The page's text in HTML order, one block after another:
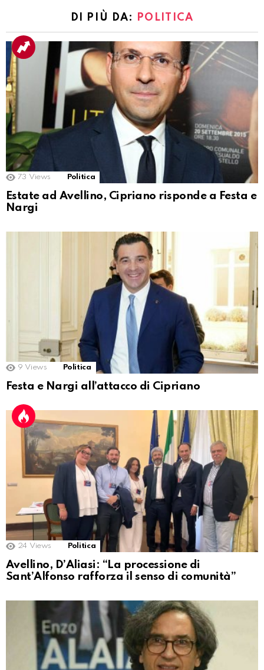
DI PIÙ DA: POLITICA
73 Views Politica
Estate ad Avellino, Cipriano risponde a Festa e
Nargi
9 Views Politica
Festa e Nargi all’attacco di Cipriano
24 Views Politica
Avellino, D’Aliasi: “La processione di
Sant’Alfonso rafforza il senso di comunità”